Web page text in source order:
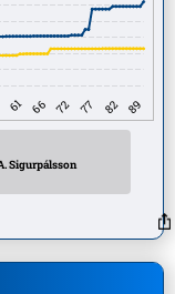
Sigurpálsson